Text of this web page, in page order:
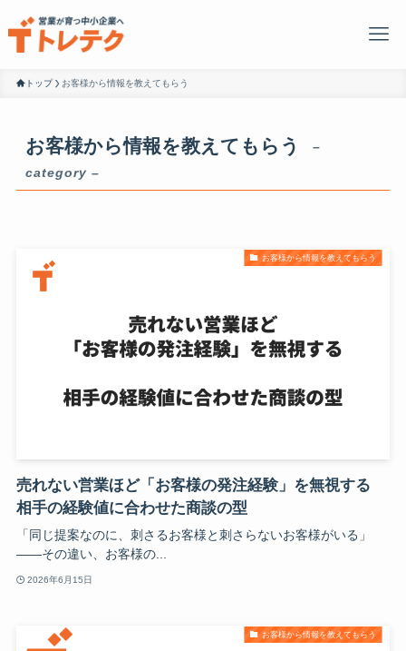
トップ お客様から情報を教えてもらう
お客様から情報を教えてもらう
–
category –
お客様から情報を教えてもらう
売れない営業ほど「お客様の発注経験」を無視する
相手の経験値に合わせた商談の型
「同じ提案なのに、刺さるお客様と刺さらないお客様がいる」
——その違い、お客様の...
2026年6月15日
お客様から情報を教えてもらう